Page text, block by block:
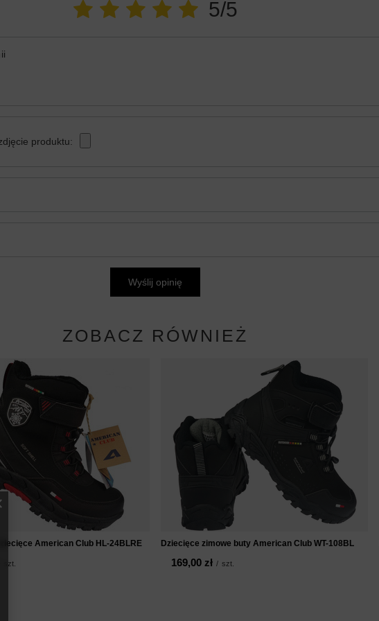
5/5
produktu:
Wyślij opinię
ZOBACZ RÓWNIEŻ
American Club HL-24BLRE
szt.
Dziecięce zimowe buty American Club WT-108BL
169,00 zł / szt.